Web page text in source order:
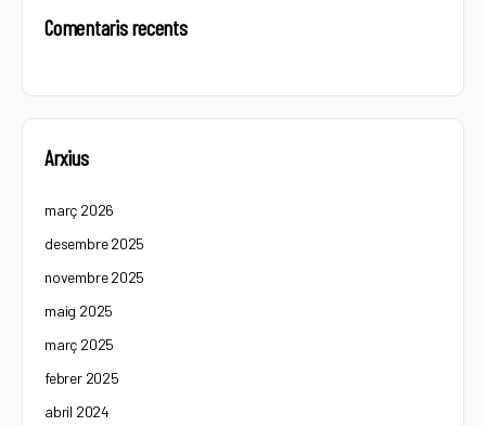
Comentaris recents
Arxius
març 2026
desembre 2025
novembre 2025
maig 2025
març 2025
febrer 2025
abril 2024